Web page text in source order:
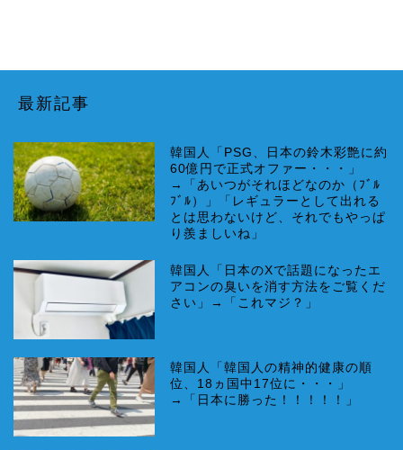
最新記事
韓国人「PSG、日本の鈴木彩艶に約
60億円で正式オファー・・・」
→「あいつがそれほどなのか（ﾌﾞﾙ
ﾌﾞﾙ）」「レギュラーとして出れる
とは思わないけど、それでもやっぱ
り羨ましいね」
韓国人「日本のXで話題になったエ
アコンの臭いを消す方法をご覧くだ
さい」→「これマジ？」
韓国人「韓国人の精神的健康の順
位、18ヵ国中17位に・・・」
→「日本に勝った！！！！！」